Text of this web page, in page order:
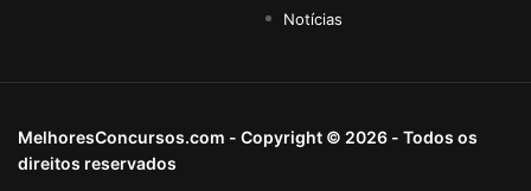
Notícias
MelhoresConcursos.com - Copyright © 2026 - Todos os
direitos reservados